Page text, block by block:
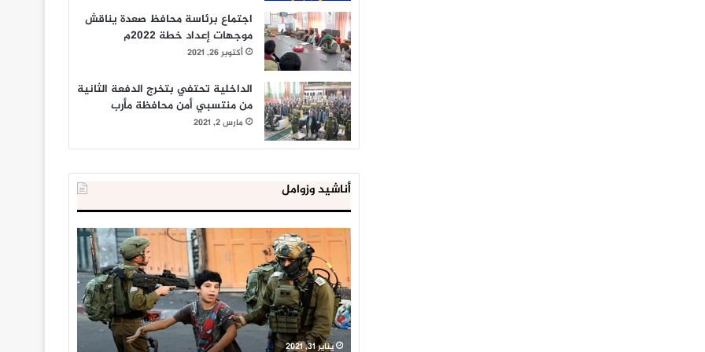
اجتماع برئاسة محافظ صعدة يناقش
موجهات إعداد خطة 2022م
أكتوبر 26, 2021
الداخلية تحتفي بتخرج الدفعة الثانية
من منتسبي أمن محافظة مأرب
مارس 2, 2021
أناشيد وزوامل
العدو
الإسرائيلي
اعتقل
543
طفلا
فلسطينيا
خلال
يناير 31, 2021
الداخلية
المصرية
تعلن
إحباط
‘مخطط
كبير’